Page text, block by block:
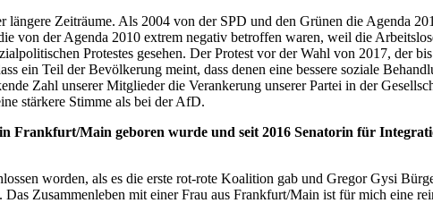
Zeiträume. Als 2004 von der SPD und den Grünen die Agenda
von der Agenda 2010 extrem negativ betroffen waren, weil die
Protestes gesehen. Der Protest vor der Wahl von 2017, der
ein Teil der Bevölkerung meint, dass denen eine bessere soziale
Zahl unserer Mitglieder die Verankerung unserer Partei in der
stärkere Stimme als bei der AfD.
Frankfurt/Main geboren wurde und seit 2016 Senatorin für
worden, als es die erste rot-rote Koalition gab und Gregor Gysi
Zusammenleben mit einer Frau aus Frankfurt/Main ist für mich eine